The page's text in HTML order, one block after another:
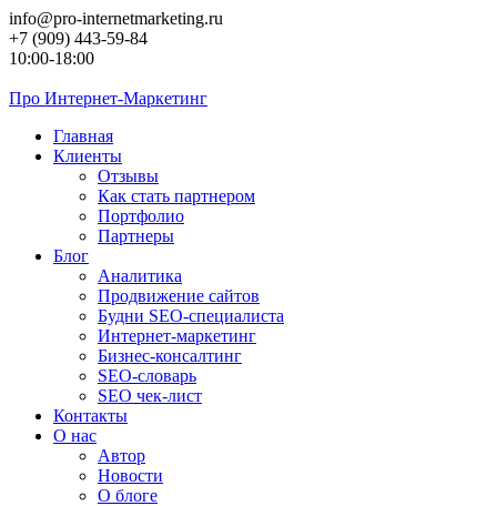
Перейти
к
контенту
info@pro-internetmarketing.ru
+7 (909) 443-59-84
10:00-18:00
Про Интернет-Маркетинг
Главная
Клиенты
Отзывы
Как стать партнером
Портфолио
Партнеры
Блог
Аналитика
Продвижение сайтов
Будни SEO-специалиста
Интернет-маркетинг
Бизнес-консалтинг
SEO-словарь
SEO чек-лист
Контакты
О нас
Автор
Новости
О блоге